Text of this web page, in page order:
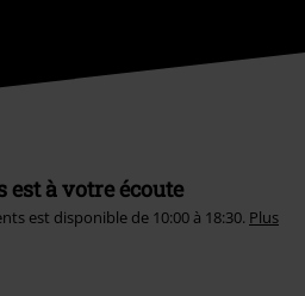
à votre écoute
est disponible de 10:00 à 18:30. Plus